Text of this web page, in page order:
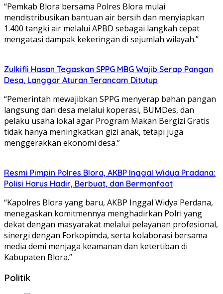
“Pemkab Blora bersama Polres Blora mulai
mendistribusikan bantuan air bersih dan menyiapkan
1.400 tangki air melalui APBD sebagai langkah cepat
mengatasi dampak kekeringan di sejumlah wilayah.”
Zulkifli Hasan Tegaskan SPPG MBG Wajib Serap Pangan
Desa, Langgar Aturan Terancam Ditutup
“Pemerintah mewajibkan SPPG menyerap bahan pangan
langsung dari desa melalui koperasi, BUMDes, dan
pelaku usaha lokal agar Program Makan Bergizi Gratis
tidak hanya meningkatkan gizi anak, tetapi juga
menggerakkan ekonomi desa.”
Resmi Pimpin Polres Blora, AKBP Inggal Widya Pradana:
Polisi Harus Hadir, Berbuat, dan Bermanfaat
“Kapolres Blora yang baru, AKBP Inggal Widya Perdana,
menegaskan komitmennya menghadirkan Polri yang
dekat dengan masyarakat melalui pelayanan profesional,
sinergi dengan Forkopimda, serta kolaborasi bersama
media demi menjaga keamanan dan ketertiban di
Kabupaten Blora.”
Politik